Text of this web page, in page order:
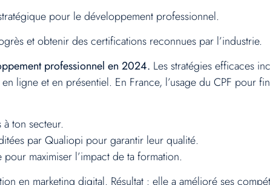
pour le développement professionnel.
et obtenir des certifications reconnues par l’industrie.
professionnel en 2024. Les stratégies efficaces
ligne et en présentiel. En France, l’usage du CPF pour
ton secteur.
par Qualiopi pour garantir leur qualité.
maximiser l’impact de ta formation.
en marketing digital. Résultat : elle a amélioré ses